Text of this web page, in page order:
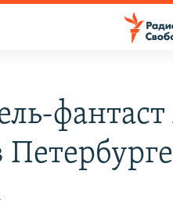
Петербурге